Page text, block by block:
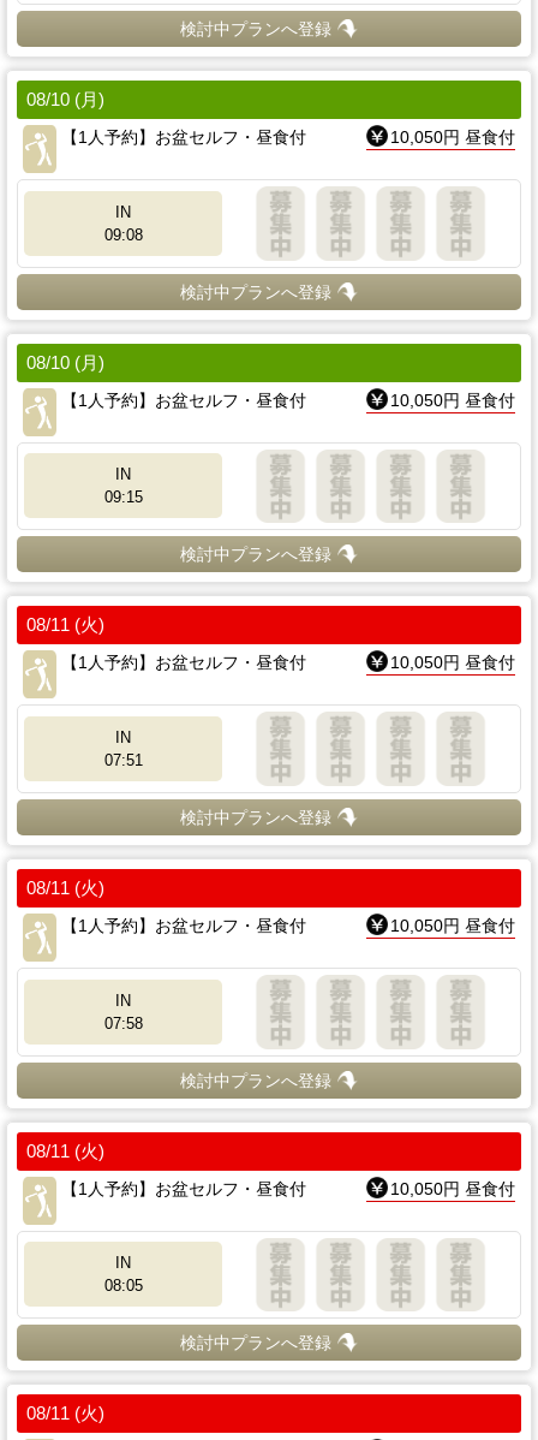
検討中プランへ登録
08/10 (月)
【1人予約】お盆セルフ・昼食付
10,050円 昼食付
IN
09:08
検討中プランへ登録
08/10 (月)
【1人予約】お盆セルフ・昼食付
10,050円 昼食付
IN
09:15
検討中プランへ登録
08/11 (火)
【1人予約】お盆セルフ・昼食付
10,050円 昼食付
IN
07:51
検討中プランへ登録
08/11 (火)
【1人予約】お盆セルフ・昼食付
10,050円 昼食付
IN
07:58
検討中プランへ登録
08/11 (火)
【1人予約】お盆セルフ・昼食付
10,050円 昼食付
IN
08:05
検討中プランへ登録
08/11 (火)